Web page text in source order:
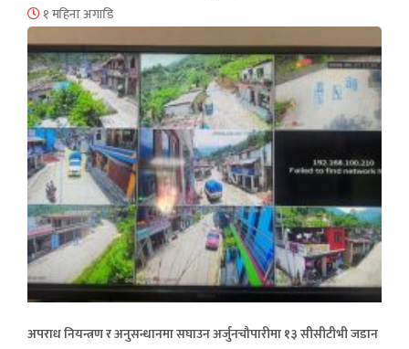
१ महिना अगाडि
अपराध नियन्त्रण र अनुसन्धानमा सघाउन अर्जुनचौपारीमा १३ सीसीटीभी जडान